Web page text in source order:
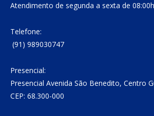
Atendimento de segunda a sexta de
Telefone:
(91) 989030747
Presencial:
Presencial Avenida São Benedito, Centro
CEP: 68.300-000